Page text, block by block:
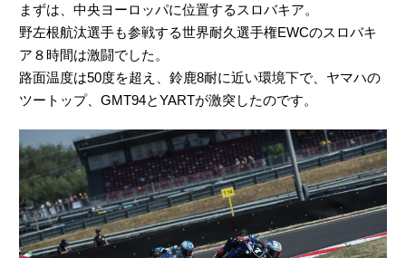
まずは、中央ヨーロッパに位置するスロバキア。
野左根航汰選手も参戦する世界耐久選手権EWCのスロバキ
ア８時間は激闘でした。
路面温度は50度を超え、鈴鹿8耐に近い環境下で、ヤマハの
ツートップ、GMT94とYARTが激突したのです。